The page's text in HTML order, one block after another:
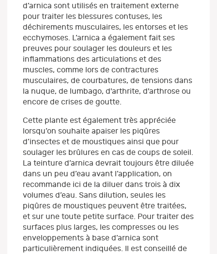
d’arnica sont utilisés en traitement externe
pour traiter les blessures contuses, les
déchirements musculaires, les entorses et les
ecchymoses. L’arnica a également fait ses
preuves pour soulager les douleurs et les
inflammations des articulations et des
muscles, comme lors de contractures
musculaires, de courbatures, de tensions dans
la nuque, de lumbago, d'arthrite, d'arthrose ou
encore de crises de goutte.
Cette plante est également très appréciée
lorsqu’on souhaite apaiser les piqûres
d’insectes et de moustiques ainsi que pour
soulager les brûlures en cas de coups de soleil.
La teinture d’arnica devrait toujours être diluée
dans un peu d’eau avant l’application, on
recommande ici de la diluer dans trois à dix
volumes d’eau. Sans dilution, seules les
piqûres de moustiques peuvent être traitées,
et sur une toute petite surface. Pour traiter des
surfaces plus larges, les compresses ou les
enveloppements à base d’arnica sont
particulièrement indiquées. Il est conseillé de